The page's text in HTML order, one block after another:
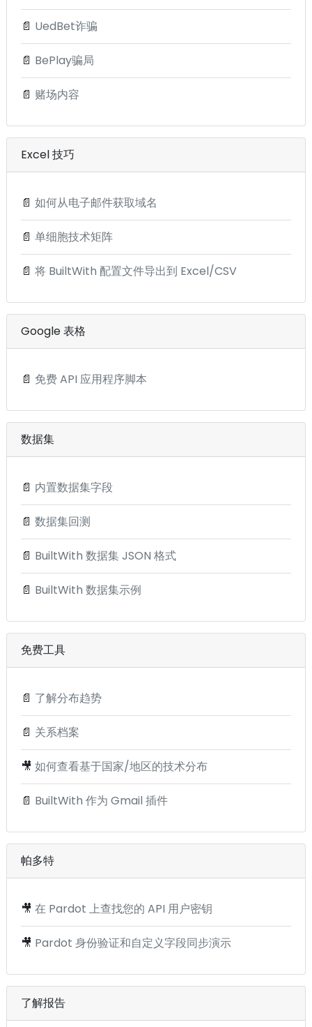
📄 UedBet诈骗
📄 BePlay骗局
📄 赌场内容
Excel 技巧
📄 如何从电子邮件获取域名
📄 单细胞技术矩阵
📄 将 BuiltWith 配置文件导出到 Excel/CSV
Google 表格
📄 免费 API 应用程序脚本
数据集
📄 内置数据集字段
📄 数据集回测
📄 BuiltWith 数据集 JSON 格式
📄 BuiltWith 数据集示例
免费工具
📄 了解分布趋势
📄 关系档案
🎥 如何查看基于国家/地区的技术分布
📄 BuiltWith 作为 Gmail 插件
帕多特
🎥 在 Pardot 上查找您的 API 用户密钥
🎥 Pardot 身份验证和自定义字段同步演示
了解报告